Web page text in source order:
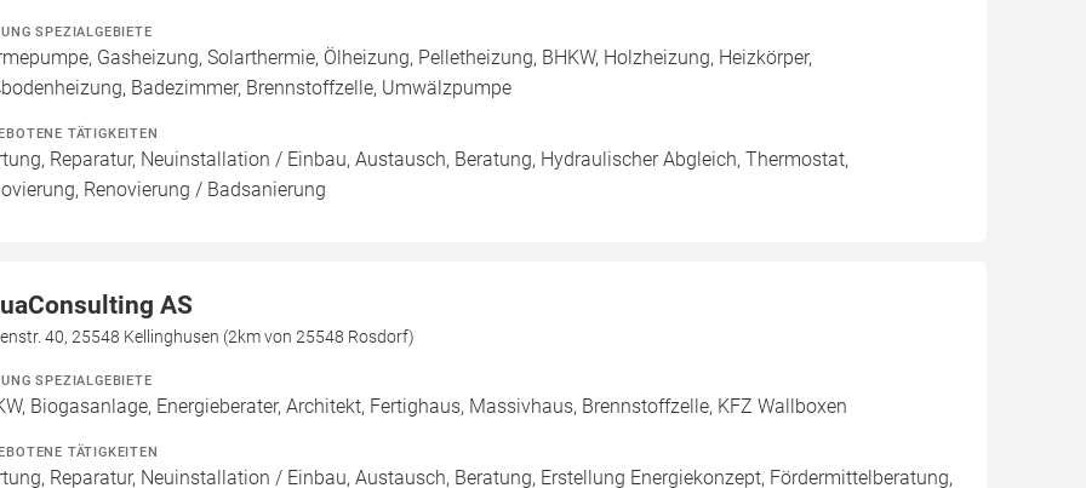
SPEZIALGEBIETE
Gasheizung, Solarthermie, Ölheizung, Pelletheizung, BHKW, Holzheizung, Heizkörper,
Badezimmer, Brennstoffzelle, Umwälzpumpe
TÄTIGKEITEN
Reparatur, Neuinstallation / Einbau, Austausch, Beratung, Hydraulischer Abgleich, Thermostat,
Renovierung / Badsanierung
AS
40, 25548 Kellinghusen (2km von 25548 Rosdorf)
SPEZIALGEBIETE
Biogasanlage, Energieberater, Architekt, Fertighaus, Massivhaus, Brennstoffzelle, KFZ Wallboxen
TÄTIGKEITEN
Reparatur, Neuinstallation / Einbau, Austausch, Beratung, Erstellung Energiekonzept, Fördermittelberatung,